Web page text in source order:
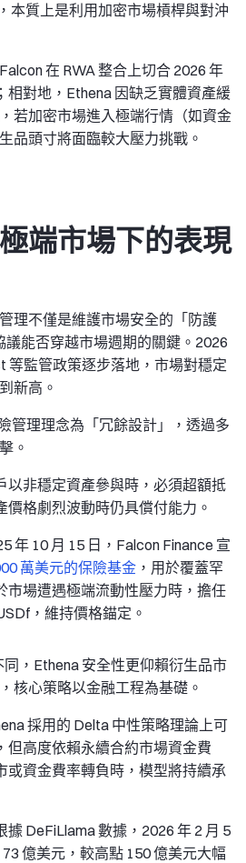
本質上是利用加密市場槓桿與對沖
在 RWA 整合上切合 2026 年
相對地，Ethena 因缺乏實體資產緩
若加密市場進入極端行情（如資金
品頭寸將面臨較大壓力挑戰。
端市場下的表現
理不僅是維護市場安全的「防護
議能否穿越市場週期的關鍵。2026
等監管政策逐步落地，市場對穩定
新高。
管理理念為「冗餘設計」，透過多
。
以非穩定資產參與時，必須超額抵
價格劇烈波動時仍具償付能力。
年 10 月 15 日，Falcon Finance 宣
萬美元的保險基金 ，用於覆蓋罕
市場遭遇極端流動性壓力時，擔任
，維持價格錨定。
，Ethena 安全性更仰賴衍生品市
核心策略以金融工程為基礎。
採用的 Delta 中性策略理論上可
但高度依賴永續合約市場資金費
或資金費率轉負時，模型將持續承
據 DeFiLlama 數據，2026 年 2 月 5
億美元，較高點 150 億美元大幅